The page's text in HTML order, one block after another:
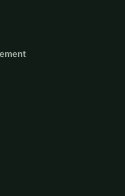
nouveaux
nouveaux
atteindre
les
à de
séjours,